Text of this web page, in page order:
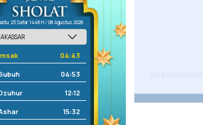
23 Safar 1448 H / 08 Agustus 2026
04:43
04:53
12:12
15:32